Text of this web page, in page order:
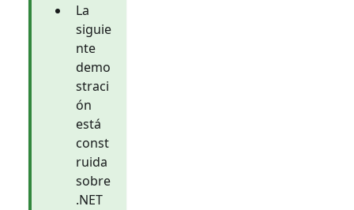
La
siguie
nte
demo
straci
ón
está
const
ruida
sobre
.NET